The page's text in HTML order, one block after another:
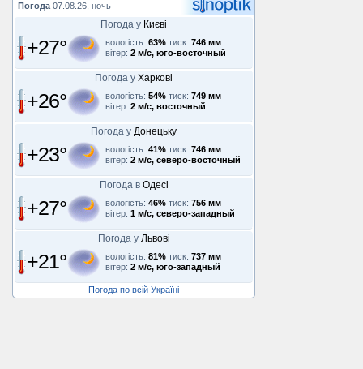
Погода 07.08.26, ночь
Погода у Києві
+27° вологість: 63% тиск: 746 мм
вітер: 2 м/с, юго-восточный
Погода у Харкові
+26° вологість: 54% тиск: 749 мм
вітер: 2 м/с, восточный
Погода у Донецьку
+23° вологість: 41% тиск: 746 мм
вітер: 2 м/с, северо-восточный
Погода в Одесі
+27° вологість: 46% тиск: 756 мм
вітер: 1 м/с, северо-западный
Погода у Львові
+21° вологість: 81% тиск: 737 мм
вітер: 2 м/с, юго-западный
Погода по всій Україні